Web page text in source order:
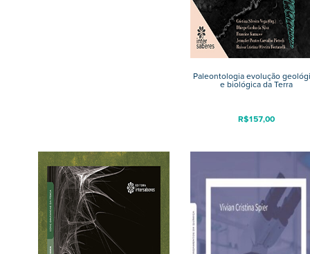
Paleontologia evolução
e biológica da Terra
R$157,00